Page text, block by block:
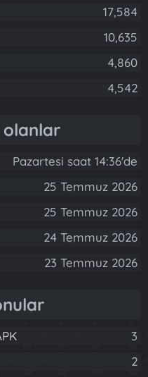
17,584
10,635
4,860
4,542
olanlar
Pazartesi saat 14:36'de
25 Temmuz 2026
25 Temmuz 2026
24 Temmuz 2026
23 Temmuz 2026
3
2